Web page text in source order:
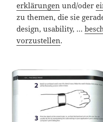
erklärungen und/oder
zu themen, die sie
design, usability, …
vorzustellen.